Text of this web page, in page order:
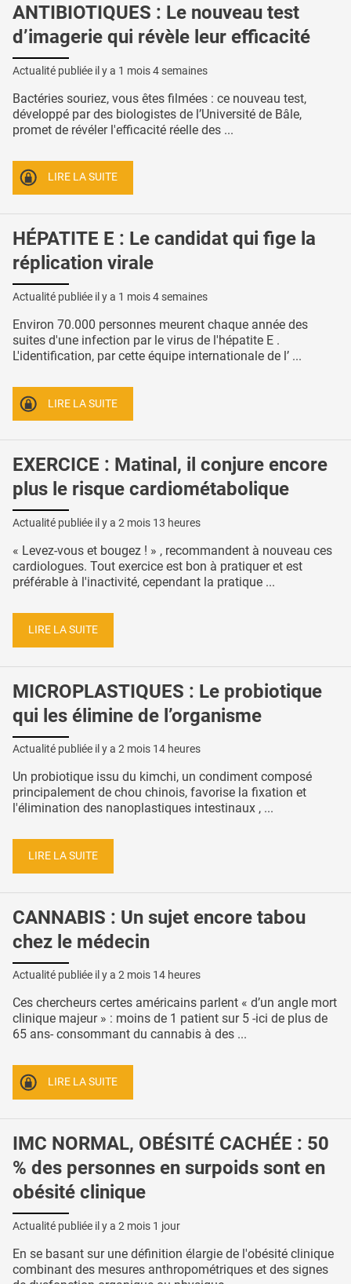
ANTIBIOTIQUES : Le nouveau test
d’imagerie qui révèle leur efficacité
Actualité publiée il y a 1 mois 4 semaines
Bactéries souriez, vous êtes filmées : ce nouveau test,
développé par des biologistes de l’Université de Bâle,
promet de révéler l'efficacité réelle des ...
LIRE LA SUITE
HÉPATITE E : Le candidat qui fige la
réplication virale
Actualité publiée il y a 1 mois 4 semaines
Environ 70.000 personnes meurent chaque année des
suites d'une infection par le virus de l'hépatite E .
L'identification, par cette équipe internationale de l’ ...
LIRE LA SUITE
EXERCICE : Matinal, il conjure encore
plus le risque cardiométabolique
Actualité publiée il y a 2 mois 13 heures
« Levez-vous et bougez ! » , recommandent à nouveau ces
cardiologues. Tout exercice est bon à pratiquer et est
préférable à l'inactivité, cependant la pratique ...
LIRE LA SUITE
MICROPLASTIQUES : Le probiotique
qui les élimine de l’organisme
Actualité publiée il y a 2 mois 14 heures
Un probiotique issu du kimchi, un condiment composé
principalement de chou chinois, favorise la fixation et
l'élimination des nanoplastiques intestinaux , ...
LIRE LA SUITE
CANNABIS : Un sujet encore tabou
chez le médecin
Actualité publiée il y a 2 mois 14 heures
Ces chercheurs certes américains parlent « d’un angle mort
clinique majeur » : moins de 1 patient sur 5 -ici de plus de
65 ans- consommant du cannabis à des ...
LIRE LA SUITE
IMC NORMAL, OBÉSITÉ CACHÉE : 50
% des personnes en surpoids sont en
obésité clinique
Actualité publiée il y a 2 mois 1 jour
En se basant sur une définition élargie de l'obésité clinique
combinant des mesures anthropométriques et des signes